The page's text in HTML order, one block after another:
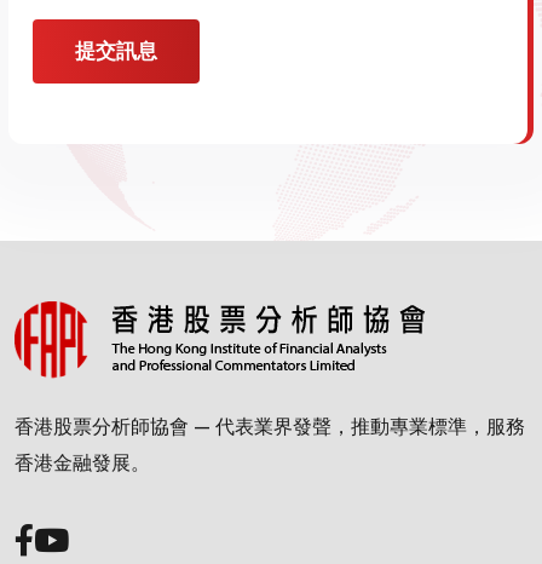
提交訊息
香港股票分析師協會 — 代表業界發聲，推動專業標準，服務
香港金融發展。